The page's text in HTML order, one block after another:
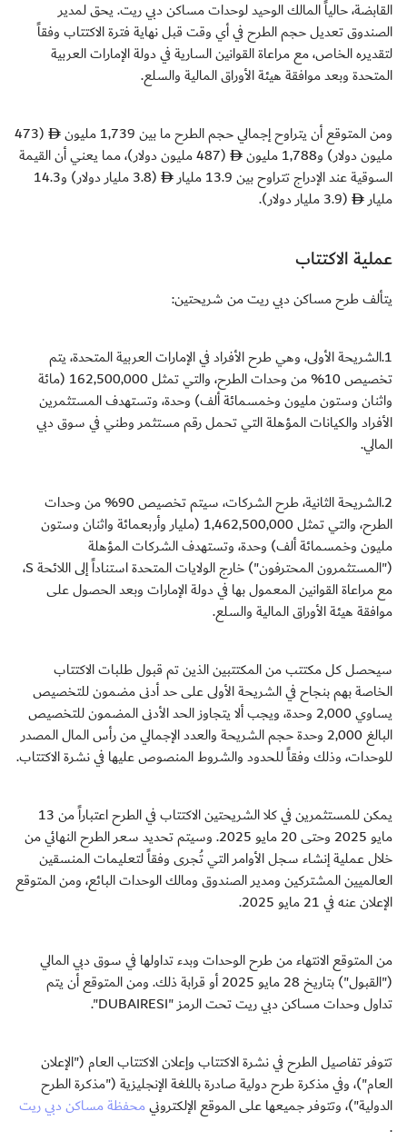
القابضة، حالياً المالك الوحيد لوحدات مساكن دبي ريت. يحق لمدير
الصندوق تعديل حجم الطرح في أي وقت قبل نهاية فترة الاكتتاب وفقاً
لتقديره الخاص، مع مراعاة القوانين السارية في دولة الإمارات العربية
المتحدة وبعد موافقة هيئة الأوراق المالية والسلع.
ومن المتوقع أن يتراوح إجمالي حجم الطرح ما بين 1,739 مليون
(473
مليون دولار) و1,788 مليون
(487 مليون دولار)، مما يعني أن القيمة
السوقية عند الإدراج تتراوح بين 13.9 مليار
(3.8 مليار دولار) و14.3
مليار
(3.9 مليار دولار).
عملية الاكتتاب
يتألف طرح مساكن دبي ريت من شريحتين:
1.الشريحة الأولى، وهي طرح الأفراد في الإمارات العربية المتحدة، يتم
تخصيص 10% من وحدات الطرح، والتي تمثل 162,500,000 (مائة
واثنان وستون مليون وخمسمائة ألف) وحدة، وتستهدف المستثمرين
الأفراد والكيانات المؤهلة التي تحمل رقم مستثمر وطني في سوق دبي
المالي.
2.الشريحة الثانية، طرح الشركات، سيتم تخصيص 90% من وحدات
الطرح، والتي تمثل 1,462,500,000 (مليار وأربعمائة واثنان وستون
مليون وخمسمائة ألف) وحدة، وتستهدف الشركات المؤهلة
("المستثمرون المحترفون") خارج الولايات المتحدة استناداً إلى اللائحة S،
مع مراعاة القوانين المعمول بها في دولة الإمارات وبعد الحصول على
موافقة هيئة الأوراق المالية والسلع.
سيحصل كل مكتتب من المكتتبين الذين تم قبول طلبات الاكتتاب
الخاصة بهم بنجاح في الشريحة الأولى على حد أدنى مضمون للتخصيص
يساوي 2,000 وحدة، ويجب ألا يتجاوز الحد الأدنى المضمون للتخصيص
البالغ 2,000 وحدة حجم الشريحة والعدد الإجمالي من رأس المال المصدر
للوحدات، وذلك وفقاً للحدود والشروط المنصوص عليها في نشرة الاكتتاب.
يمكن للمستثمرين في كلا الشريحتين الاكتتاب في الطرح اعتباراً من 13
مايو 2025 وحتى 20 مايو 2025. وسيتم تحديد سعر الطرح النهائي من
خلال عملية إنشاء سجل الأوامر التي تُجرى وفقاً لتعليمات المنسقين
العالميين المشتركين ومدير الصندوق ومالك الوحدات البائع، ومن المتوقع
الإعلان عنه في 21 مايو 2025.
من المتوقع الانتهاء من طرح الوحدات وبدء تداولها في سوق دبي المالي
("القبول") بتاريخ 28 مايو 2025 أو قرابة ذلك. ومن المتوقع أن يتم
تداول وحدات مساكن دبي ريت تحت الرمز "DUBAIRESI".
تتوفر تفاصيل الطرح في نشرة الاكتتاب وإعلان الاكتتاب العام ("الإعلان
العام")، وفي مذكرة طرح دولية صادرة باللغة الإنجليزية ("مذكرة الطرح
الدولية")، وتتوفر جميعها على الموقع الإلكترونيمحفظة مساكن دبي ريت
.